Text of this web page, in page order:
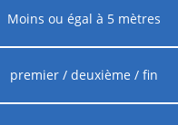
Moins ou égal à 5 mètres
premier / deuxième / fin